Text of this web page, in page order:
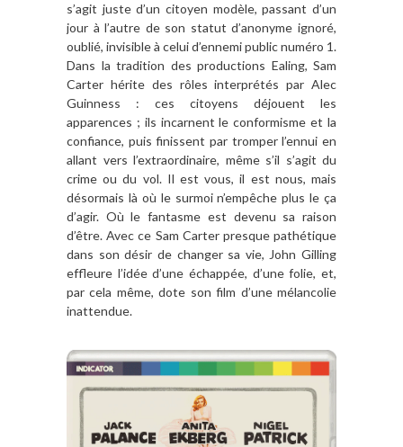
s’agit juste d’un citoyen modèle, passant d’un
jour à l’autre de son statut d’anonyme ignoré,
oublié, invisible à celui d’ennemi public numéro 1.
Dans la tradition des productions Ealing, Sam
Carter hérite des rôles interprétés par Alec
Guinness : ces citoyens déjouent les
apparences ; ils incarnent le conformisme et la
confiance, puis finissent par tromper l’ennui en
allant vers l’extraordinaire, même s’il s’agit du
crime ou du vol. Il est vous, il est nous, mais
désormais là où le surmoi n’empêche plus le ça
d’agir. Où le fantasme est devenu sa raison
d’être. Avec ce Sam Carter presque pathétique
dans son désir de changer sa vie, John Gilling
effleure l’idée d’une échappée, d’une folie, et,
par cela même, dote son film d’une mélancolie
inattendue.